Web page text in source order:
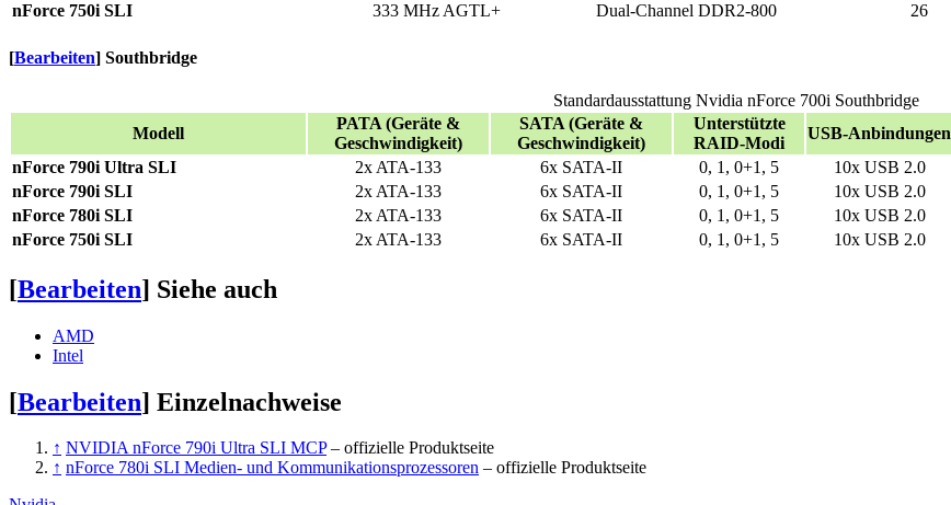
nForce 750i SLI 333 MHz AGTL+ Dual-Channel DDR2-800 26
[Bearbeiten] Southbridge
Standardausstattung Nvidia nForce 700i Southbridge
Modell
PATA (Geräte &
Geschwindigkeit)
SATA (Geräte &
Geschwindigkeit)
Unterstützte
RAID-Modi
USB-Anbindungen
nForce 790i Ultra SLI
2x ATA-133 6x SATA-II 0, 1, 0+1, 5 10x USB 2.0
nForce 790i SLI
2x ATA-133 6x SATA-II 0, 1, 0+1, 5 10x USB 2.0
nForce 780i SLI
2x ATA-133 6x SATA-II 0, 1, 0+1, 5 10x USB 2.0
nForce 750i SLI
2x ATA-133 6x SATA-II 0, 1, 0+1, 5 10x USB 2.0
[Bearbeiten] Siehe auch
AMD
Intel
[Bearbeiten] Einzelnachweise
↑ NVIDIA nForce 790i Ultra SLI MCP– offizielle Produktseite
↑ nForce 780i SLI Medien- und Kommunikationsprozessoren – offizielle Produktseite